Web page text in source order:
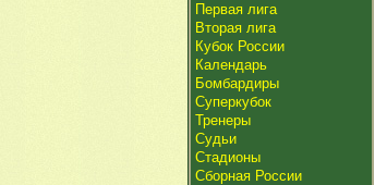
Первая лига
Вторая лига
Кубок России
Календарь
Бомбардиры
Суперкубок
Тренеры
Судьи
Стадионы
Сборная России